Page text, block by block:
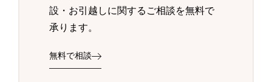
設・お引越しに関するご相談を無料で
承ります。
無料で相談